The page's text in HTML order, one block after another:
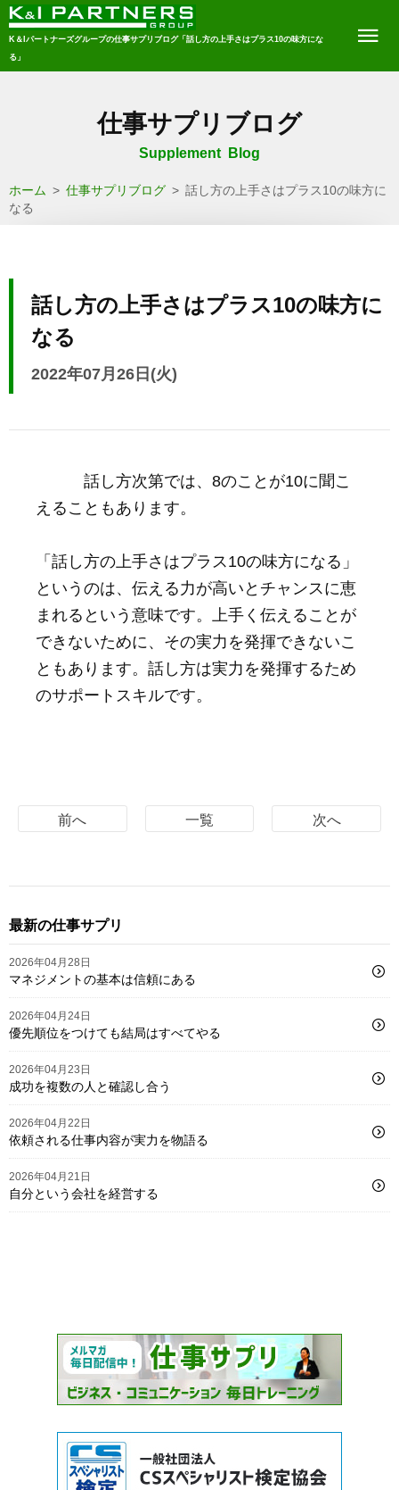
K＆Iパートナーズグループの仕事サプリブログ「話し方の上手さはプラス10の味方にな
る」
仕事サプリブログ
Supplement Blog
ホーム > 仕事サプリブログ > 話し方の上手さはプラス10の味方に
なる
話し方の上手さはプラス10の味方に
なる
2022年07月26日(火)
話し方次第では、8のことが10に聞こ
えることもあります。
「話し方の上手さはプラス10の味方になる」
というのは、伝える力が高いとチャンスに恵
まれるという意味です。上手く伝えることが
できないために、その実力を発揮できないこ
ともあります。話し方は実力を発揮するため
のサポートスキルです。
前へ 一覧 次へ
最新の仕事サプリ
2026年04月28日
マネジメントの基本は信頼にある
2026年04月24日
優先順位をつけても結局はすべてやる
2026年04月23日
成功を複数の人と確認し合う
2026年04月22日
依頼される仕事内容が実力を物語る
2026年04月21日
自分という会社を経営する